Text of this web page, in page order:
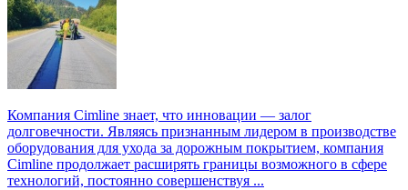
Компания Cimline знает, что инновации — залог
долговечности. Являясь признанным лидером в производстве
оборудования для ухода за дорожным покрытием, компания
Cimline продолжает расширять границы возможного в сфере
технологий, постоянно совершенствуя ...